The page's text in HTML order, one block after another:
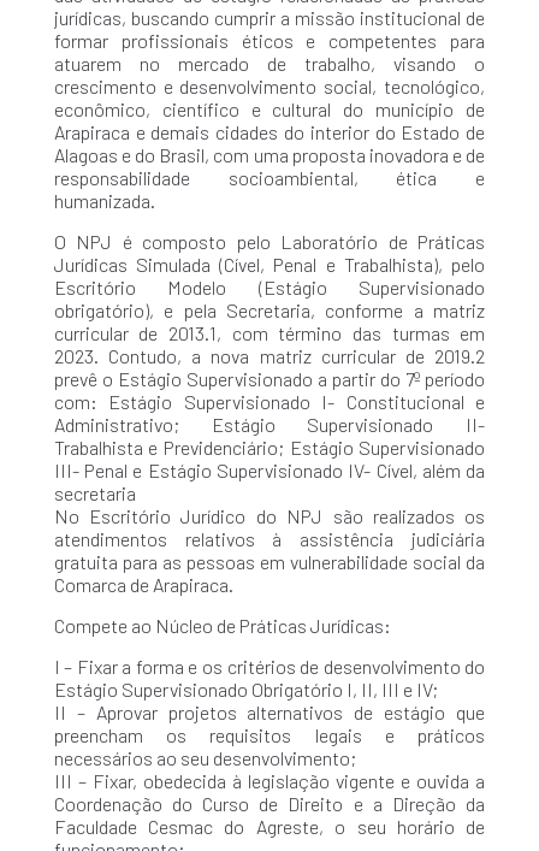
jurídicas, buscando cumprir a missão institucional de
formar profissionais éticos e competentes para
atuarem no mercado de trabalho, visando o
crescimento e desenvolvimento social, tecnológico,
econômico, científico e cultural do município de
Arapiraca e demais cidades do interior do Estado de
Alagoas e do Brasil, com uma proposta inovadora e de
responsabilidade socioambiental, ética e
humanizada.
O NPJ é composto pelo Laboratório de Práticas
Jurídicas Simulada (Cível, Penal e Trabalhista), pelo
Escritório Modelo (Estágio Supervisionado
obrigatório), e pela Secretaria, conforme a matriz
curricular de 2013.1, com término das turmas em
2023. Contudo, a nova matriz curricular de 2019.2
prevê o Estágio Supervisionado a partir do 7º período
com: Estágio Supervisionado I- Constitucional e
Administrativo; Estágio Supervisionado II-
Trabalhista e Previdenciário; Estágio Supervisionado
III- Penal e Estágio Supervisionado IV- Cível, além da
secretaria
No EscritórioJurídico do NPJ
são realizados os
atendimentos relativos à assistência judiciária
gratuita para as pessoas em vulnerabilidade social da
Comarca de Arapiraca.
Compete ao Núcleo de Práticas Jurídicas:
I – Fixar a forma e os critérios de desenvolvimento do
Estágio Supervisionado Obrigatório I, II, III e IV;
II – Aprovar projetos alternativos de estágio que
preencham os requisitos legais e práticos
necessários ao seu desenvolvimento;
III – Fixar, obedecida à legislação vigente e ouvida a
Coordenação do Curso de Direito e a Direção da
Faculdade Cesmac do Agreste, o seu horário de